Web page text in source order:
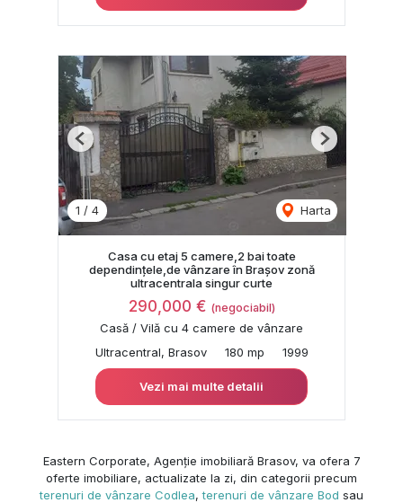
1 / 4 Harta
Previous Next
Casa cu etaj 5 camere,2 bai toate
dependințele,de vânzare în Brașov zonă
ultracentrala singur curte
290,000 € (negociabil)
Casă / Vilă cu 4 camere de vânzare
Ultracentral, Brasov
180 mp 1999
Vezi mai multe detalii
Eastern Corporate, Agenție imobiliară Brasov, va ofera 7
oferte imobiliare, actualizate la zi, din categorii precum
terenuri de vânzare Codlea,terenuri de vânzare Bod sau